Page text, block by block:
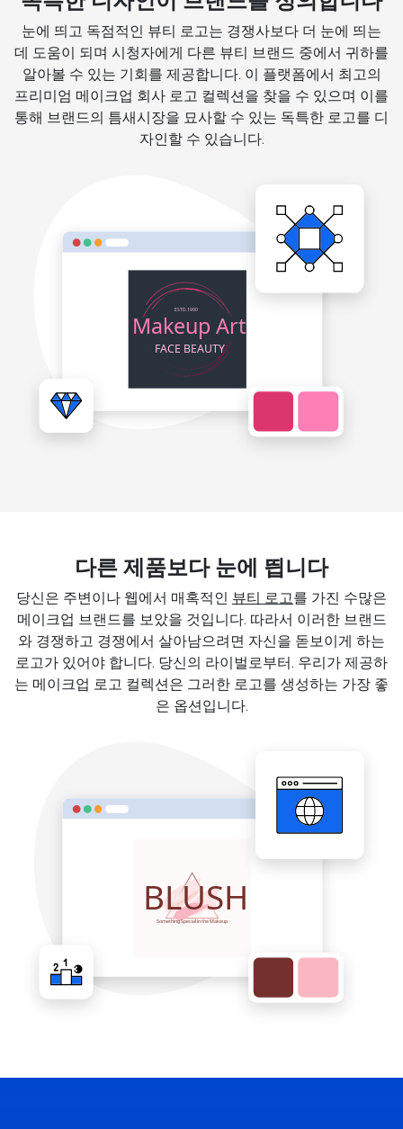
눈에 띄고 독점적인 뷰티 로고는 경쟁사보다 더 눈에 띄는
데 도움이 되며 시청자에게 다른 뷰티 브랜드 중에서 귀하를
알아볼 수 있는 기회를 제공합니다. 이 플랫폼에서 최고의
프리미엄 메이크업 회사 로고 컬렉션을 찾을 수 있으며 이를
통해 브랜드의 틈새시장을 묘사할 수 있는 독특한 로고를 디
자인할 수 있습니다.
다른 제품보다 눈에 띕니다
당신은 주변이나 웹에서 매혹적인 뷰티 로고를 가진 수많은
메이크업 브랜드를 보았을 것입니다. 따라서 이러한 브랜드
와 경쟁하고 경쟁에서 살아남으려면 자신을 돋보이게 하는
로고가 있어야 합니다. 당신의 라이벌로부터. 우리가 제공하
는 메이크업 로고 컬렉션은 그러한 로고를 생성하는 가장 좋
은 옵션입니다.